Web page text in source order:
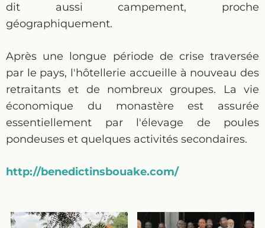
dit aussi campement, proche
géographiquement.
Après une longue période de crise traversée
par le pays, l'hôtellerie accueille à nouveau des
retraitants et de nombreux groupes. La vie
économique du monastère est assurée
essentiellement par l'élevage de poules
pondeuses et quelques activités secondaires.
http://benedictinsbouake.com/